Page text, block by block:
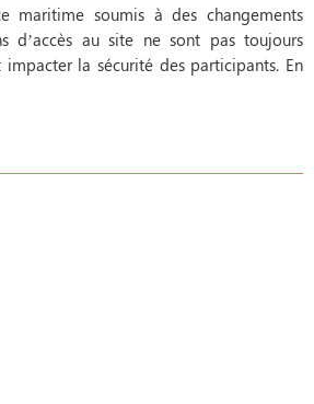
maritime soumis à des changements
d’accès au site ne sont pas toujours
la sécurité des participants. En